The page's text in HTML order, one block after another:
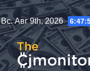
Вс. Авг 9th, 2026